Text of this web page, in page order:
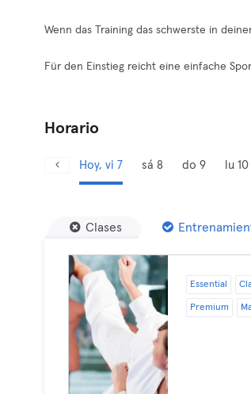
Wenn das Training das schwerste in
Für den Einstieg reicht eine einfache
Horario
Hoy, vi 7 sá 8 do 9 lu 10
Clases
Essential
Premium